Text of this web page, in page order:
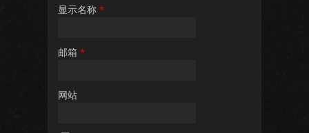
显示名称 *
邮箱 *
网站